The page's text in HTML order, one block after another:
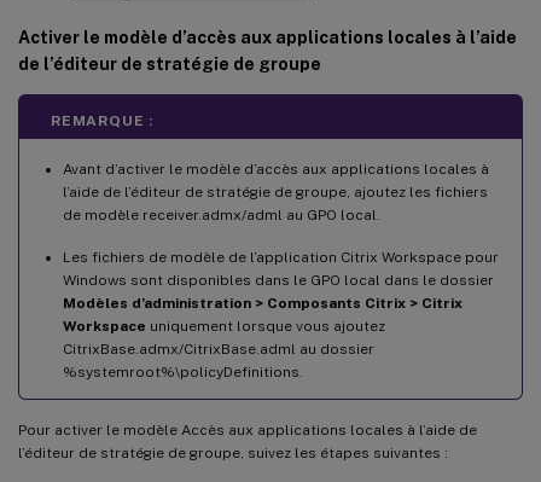
Activer le modèle d’accès aux applications locales à l’aide
de l’éditeur de stratégie de groupe
REMARQUE :
Avant d’activer le modèle d’accès aux applications locales à
l’aide de l’éditeur de stratégie de groupe, ajoutez les fichiers
de modèle receiver.admx/adml au GPO local.
Les fichiers de modèle de l’application Citrix Workspace pour
Windows sont disponibles dans le GPO local dans le dossier
Modèles d’administration > Composants Citrix > Citrix
Workspace uniquement lorsque vous ajoutez
CitrixBase.admx/CitrixBase.adml au dossier
%systemroot%\policyDefinitions.
Pour activer le modèle Accès aux applications locales à l’aide de
l’éditeur de stratégie de groupe, suivez les étapes suivantes :